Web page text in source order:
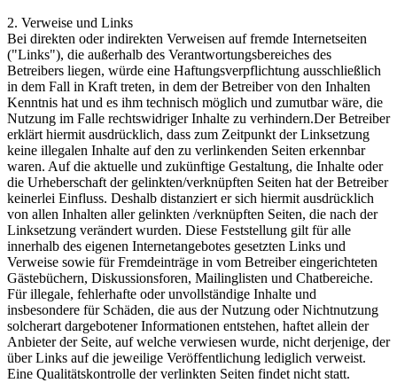
2. Verweise und Links
Bei direkten oder indirekten Verweisen auf fremde Internetseiten
("Links"), die außerhalb des Verantwortungsbereiches des
Betreibers liegen, würde eine Haftungsverpflichtung ausschließlich
in dem Fall in Kraft treten, in dem der Betreiber von den Inhalten
Kenntnis hat und es ihm technisch möglich und zumutbar wäre, die
Nutzung im Falle rechtswidriger Inhalte zu verhindern.Der Betreiber
erklärt hiermit ausdrücklich, dass zum Zeitpunkt der Linksetzung
keine illegalen Inhalte auf den zu verlinkenden Seiten erkennbar
waren. Auf die aktuelle und zukünftige Gestaltung, die Inhalte oder
die Urheberschaft der gelinkten/verknüpften Seiten hat der Betreiber
keinerlei Einfluss. Deshalb distanziert er sich hiermit ausdrücklich
von allen Inhalten aller gelinkten /verknüpften Seiten, die nach der
Linksetzung verändert wurden. Diese Feststellung gilt für alle
innerhalb des eigenen Internetangebotes gesetzten Links und
Verweise sowie für Fremdeinträge in vom Betreiber eingerichteten
Gästebüchern, Diskussionsforen, Mailinglisten und Chatbereiche.
Für illegale, fehlerhafte oder unvollständige Inhalte und
insbesondere für Schäden, die aus der Nutzung oder Nichtnutzung
solcherart dargebotener Informationen entstehen, haftet allein der
Anbieter der Seite, auf welche verwiesen wurde, nicht derjenige, der
über Links auf die jeweilige Veröffentlichung lediglich verweist.
Eine Qualitätskontrolle der verlinkten Seiten findet nicht statt.